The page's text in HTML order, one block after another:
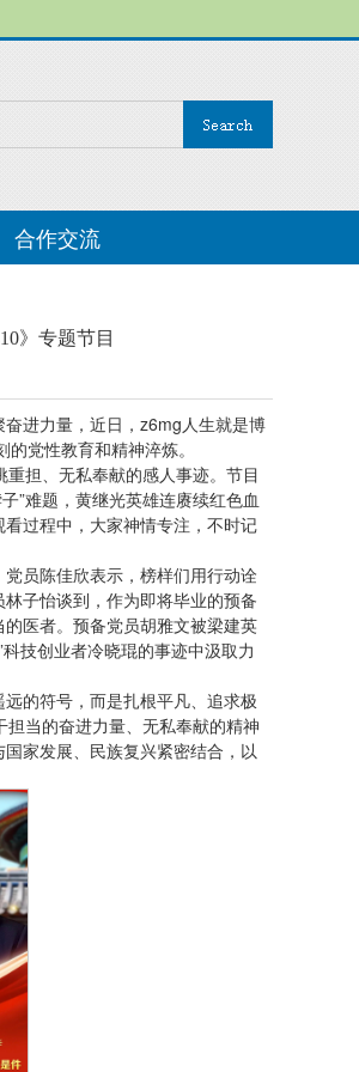
合作交流
》专题节目
进力量，近日，z6mg人生就是博
党性教育和精神淬炼。
担、无私奉献的感人事迹。节目
”难题，黄继光英雄连赓续红色血
过程中，大家神情专注，不时记
员陈佳欣表示，榜样们用行动诠
子怡谈到，作为即将毕业的预备
医者。预备党员胡雅文被梁建英
技创业者冷晓琨的事迹中汲取力
的符号，而是扎根平凡、追求极
当的奋进力量、无私奉献的精神
家发展、民族复兴紧密结合，以